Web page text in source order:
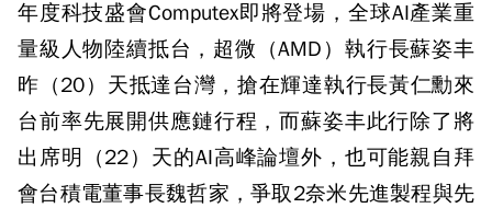
年度科技盛會Computex即將登場，全球AI產業重
量級人物陸續抵台，超微（AMD）執行長蘇姿丰
昨（20）天抵達台灣，搶在輝達執行長黃仁勳來
台前率先展開供應鏈行程，而蘇姿丰此行除了將
出席明（22）天的AI高峰論壇外，也可能親自拜
會台積電董事長魏哲家，爭取2奈米先進製程與先